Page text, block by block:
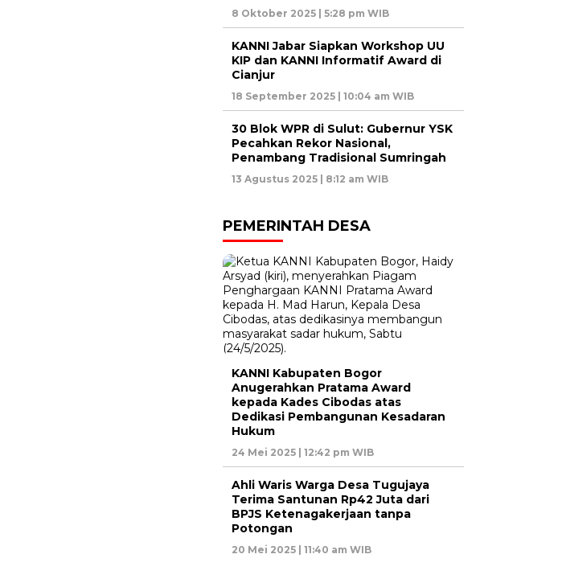
8 Oktober 2025 | 5:28 pm WIB
KANNI Jabar Siapkan Workshop UU
KIP dan KANNI Informatif Award di
Cianjur
18 September 2025 | 10:04 am WIB
30 Blok WPR di Sulut: Gubernur YSK
Pecahkan Rekor Nasional,
Penambang Tradisional Sumringah
13 Agustus 2025 | 8:12 am WIB
PEMERINTAH DESA
KANNI Kabupaten Bogor
Anugerahkan Pratama Award
kepada Kades Cibodas atas
Dedikasi Pembangunan Kesadaran
Hukum
24 Mei 2025 | 12:42 pm WIB
Ahli Waris Warga Desa Tugujaya
Terima Santunan Rp42 Juta dari
BPJS Ketenagakerjaan tanpa
Potongan
20 Mei 2025 | 11:40 am WIB